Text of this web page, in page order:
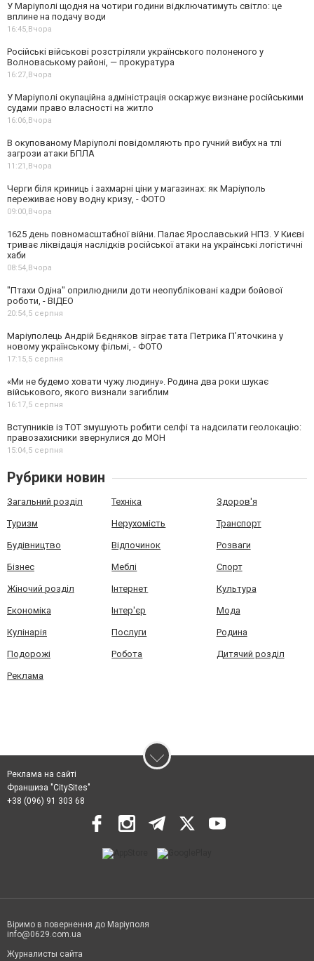
У Маріуполі щодня на чотири години відключатимуть світло: це
вплине на подачу води
16:45,Вчора
Російські військові розстріляли українського полоненого у
Волноваському районі, — прокуратура
16:27,Вчора
У Маріуполі окупаційна адміністрація оскаржує визнане російськими
судами право власності на житло
16:06,Вчора
В окупованому Маріуполі повідомляють про гучний вибух на тлі
загрози атаки БПЛА
11:21,Вчора
Черги біля криниць і захмарні ціни у магазинах: як Маріуполь
переживає нову водну кризу, - ФОТО
09:00,Вчора
1625 день повномасштабної війни. Палає Ярославський НПЗ. У Києві
триває ліквідація наслідків російської атаки на українські логістичні
хаби
08:54,Вчора
"Птахи Одіна" оприлюднили доти неопубліковані кадри бойової
роботи, - ВІДЕО
20:54,5 серпня
Маріуполець Андрій Бєдняков зіграє тата Петрика П’яточкина у
новому українському фільмі, - ФОТО
17:15,5 серпня
«Ми не будемо ховати чужу людину». Родина два роки шукає
військового, якого визнали загиблим
16:17,5 серпня
Вступників із ТОТ змушують робити селфі та надсилати геолокацію:
правозахисники звернулися до МОН
15:04,5 серпня
Рубрики новин
Загальний розділ Техніка Здоров'я
Туризм Нерухомість Транспорт
Будівництво Відпочинок Розваги
Бізнес Меблі Спорт
Жіночий розділ Інтернет Культура
Економіка Інтер'єр Мода
Кулінарія Послуги Родина
Подорожі Робота Дитячий розділ
Реклама
Реклама на сайті
Франшиза "CitySites"
+38 (096) 91 303 68
Віримо в повернення до Маріуполя
info@0629.com.ua
Журналисты сайта